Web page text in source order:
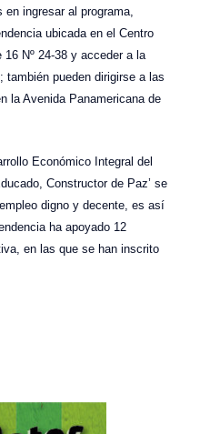
en ingresar al programa,
ubicada en el Centro
Nº 24-38 y acceder a la
también pueden dirigirse a las
la Avenida Panamericana de
Económico Integral del
Constructor de Paz’ se
digno y decente, es así
ha apoyado 12
en las que se han inscrito